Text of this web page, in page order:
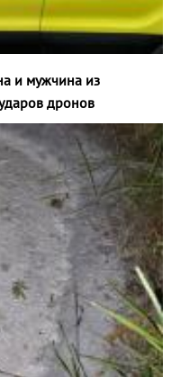
и мужчина из
дронов